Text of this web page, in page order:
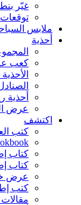
غيّر
ملابس
أحذية
كعب
أحذية
عرض
اكتشف
كتب
كتاب
كتاب
عرض
كتب
مقالات